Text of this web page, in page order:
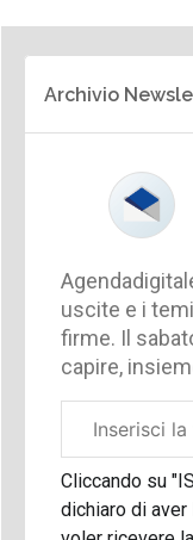
Archivio
uscite e i
firme. Il
capire,
aziendale
Cliccando su
dichiaro di